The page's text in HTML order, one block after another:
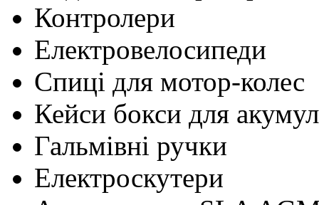
Контролери
Електровелосипеди
Cпиці для мотор-колес
Кейси бокси для
Гальмівні ручки
Електроскутери